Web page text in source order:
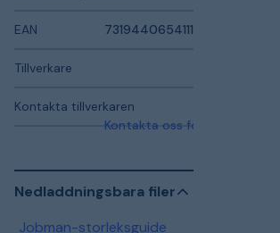
EAN 7319440654111
Tillverkare
Kontakta tillverkaren
Kontakta oss för mer
Nedladdningsbara filer
Jobman-storleksguide